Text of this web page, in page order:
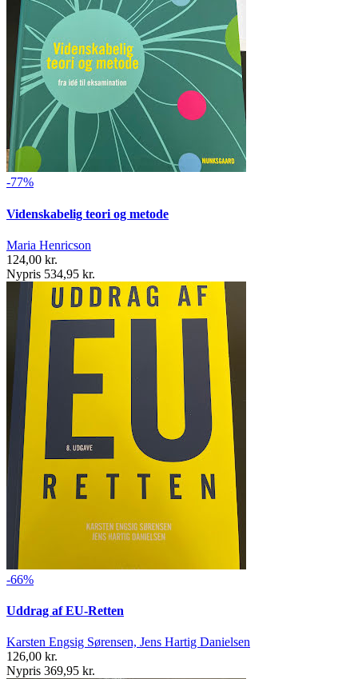
-77%
Videnskabelig teori og metode
Maria Henricson
124,00 kr.
Nypris 534,95 kr.
-66%
Uddrag af EU-Retten
Karsten Engsig Sørensen, Jens Hartig Danielsen
126,00 kr.
Nypris 369,95 kr.